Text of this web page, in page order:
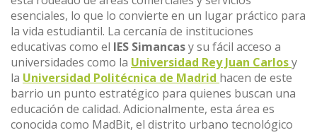
esenciales, lo que lo convierte en un lugar práctico para
la vida estudiantil. La cercanía de instituciones
educativas como el IES Simancasy su fácil acceso a
universidades como la Universidad Rey Juan Carlosy
la Universidad Politécnica de Madrid hacen de este
barrio un punto estratégico para quienes buscan una
educación de calidad. Adicionalmente, esta área es
conocida como MadBit, el distrito urbano tecnológico